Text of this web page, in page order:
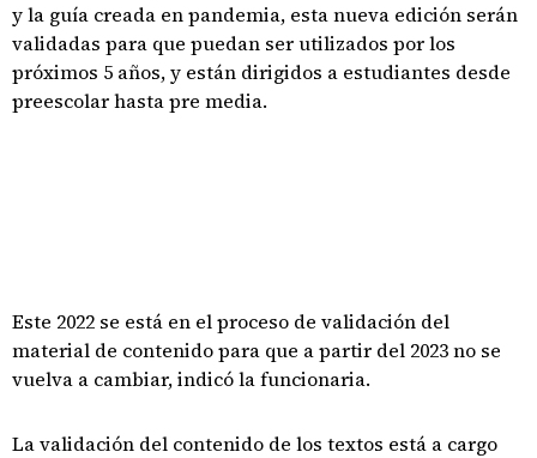
y la guía creada en pandemia, esta nueva edición serán
validadas para que puedan ser utilizados por los
próximos 5 años, y están dirigidos a estudiantes desde
preescolar hasta pre media.
Este 2022 se está en el proceso de validación del
material de contenido para que a partir del 2023 no se
vuelva a cambiar, indicó la funcionaria.
La validación del contenido de los textos está a cargo